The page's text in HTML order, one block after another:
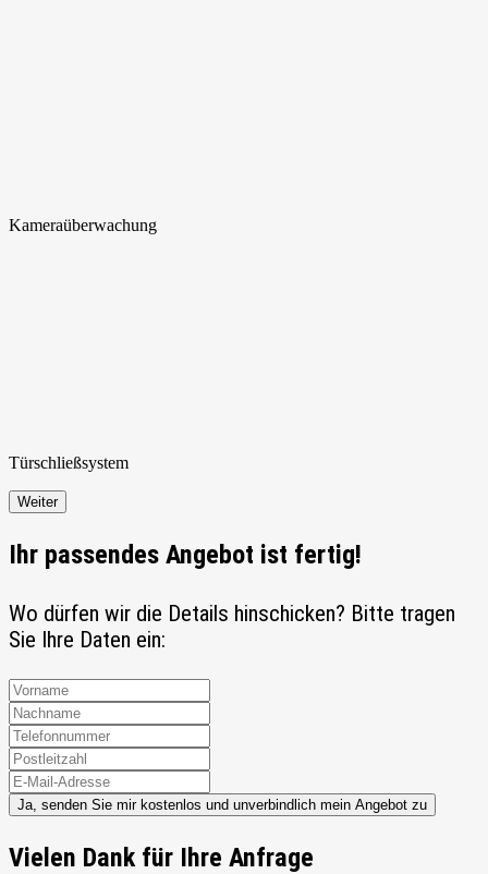
Kameraüberwachung
Türschließsystem
Weiter
Ihr passendes Angebot ist fertig!
Wo dürfen wir die Details hinschicken? Bitte tragen
Sie Ihre Daten ein:
Ja, senden Sie mir kostenlos und unverbindlich mein Angebot zu
Vielen Dank für Ihre Anfrage